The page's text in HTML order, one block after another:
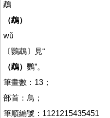
鵡
（鵡）
wǔ
〔鸚鵡〕見“
（鵡） 鸚”。
筆畫數：13；
部首：鳥；
筆順編號：1121215435451